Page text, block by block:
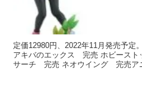
定価12980円、2022年11月発売予
アキバのエックス 完売 ホビース
サーチ 完売 ネオウイング 完売ア